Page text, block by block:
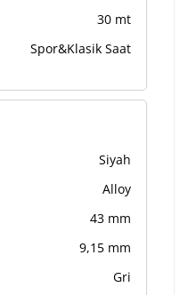
30 mt
Spor&Klasik Saat
Siyah
Alloy
43 mm
9,15 mm
Gri